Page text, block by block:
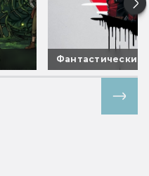
Фантастические